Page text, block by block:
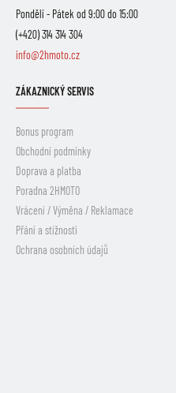
Pondělí - Pátek od 9:00 do 15:00
(+420) 314 314 304
info@2hmoto.cz
ZÁKAZNICKÝ SERVIS
Bonus program
Obchodní podmínky
Doprava a platba
Poradna 2HMOTO
Vrácení / Výměna / Reklamace
Přání a stížnosti
Ochrana osobních údajů